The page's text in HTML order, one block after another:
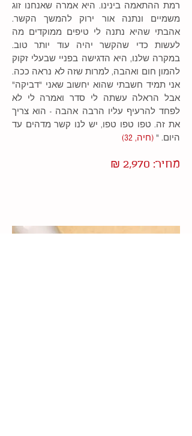
רמת ההתאמה בינינו. היא אמרה שאנחנו זוג
משמיים ונתנה אור ירוק להמשך הקשר.
אהבתי שהיא נתנה לי טיפים ממוקדים מה
לעשות כדי שהקשר יהיה עוד יותר טוב.
במקרה שלנו, היא הדגישה בפניי שבעלי זקוק
להמון חום ואהבה, למרות שזה לא נראה ככה.
אני תמיד חשבתי שהוא יחשוב שאני "דביקה"
אבל הראלה עשתה לי סדר ואמרה לי לא
לפחד להרעיף עליו הרבה אהבה - הוא צריך
את זה. טפו טפו טפו, יש לנו קשר מדהים עד
היום. " (חיה, 32)
מחיר: 2,970 ₪